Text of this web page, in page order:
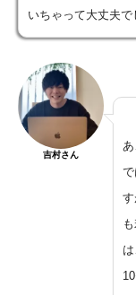
いちゃって大丈夫で
吉村さん